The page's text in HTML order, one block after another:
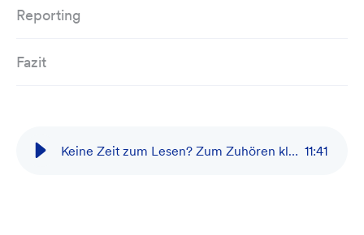
Reporting
Fazit
Keine Zeit zum Lesen? Zum Zuhören klicken 11:41